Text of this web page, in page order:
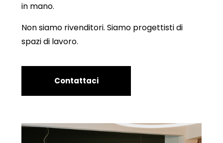
in mano.
Non siamo rivenditori. Siamo progettisti di
spazi di lavoro.
Contattaci